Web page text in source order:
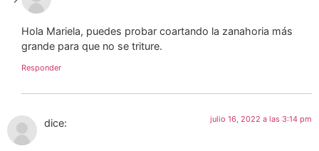
Hola Mariela, puedes probar coartando la zanahoria más
grande para que no se triture.
Responder
dice: julio 16, 2022 a las 3:14 pm